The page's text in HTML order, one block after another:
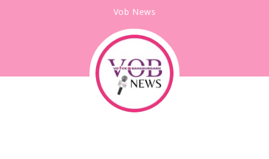
Vob News